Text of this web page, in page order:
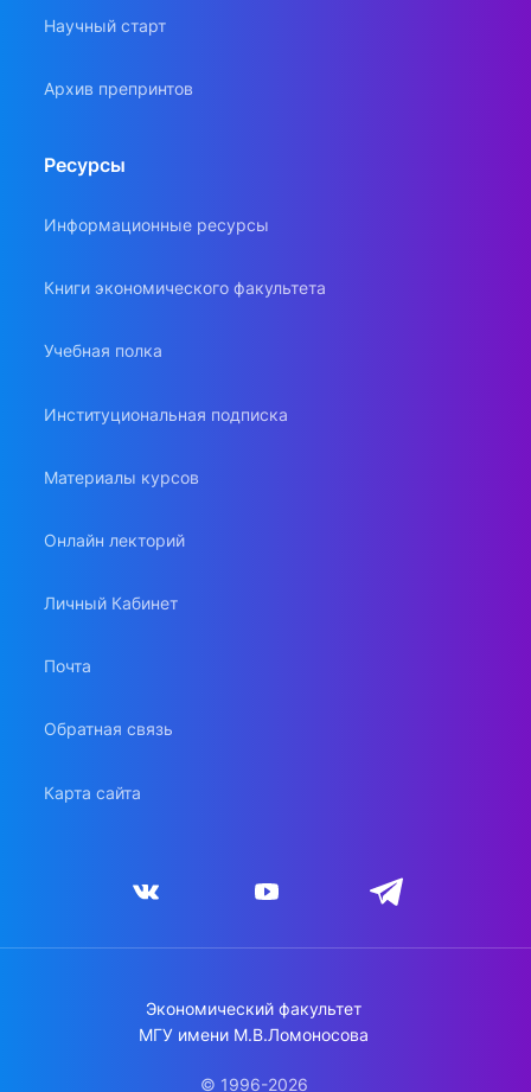
Научный старт
Архив препринтов
Ресурсы
Информационные ресурсы
Книги экономического факультета
Учебная полка
Институциональная подписка
Материалы курсов
Онлайн лекторий
Личный Кабинет
Почта
Обратная связь
Карта сайта
Экономический факультет
МГУ имени М.В.Ломоносова
© 1996-2026